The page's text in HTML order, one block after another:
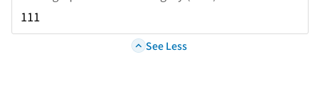
111
See Less